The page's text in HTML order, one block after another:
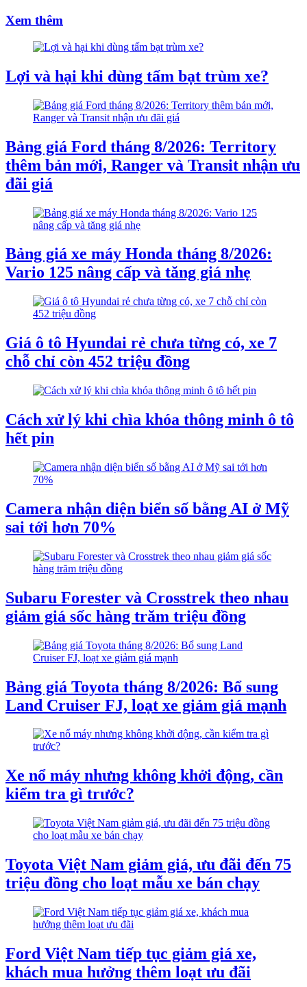
Xem thêm
Lợi và hại khi dùng tấm bạt trùm xe?
Bảng giá Ford tháng 8/2026: Territory
thêm bản mới, Ranger và Transit nhận ưu
đãi giá
Bảng giá xe máy Honda tháng 8/2026:
Vario 125 nâng cấp và tăng giá nhẹ
Giá ô tô Hyundai rẻ chưa từng có, xe 7
chỗ chỉ còn 452 triệu đồng
Cách xử lý khi chìa khóa thông minh ô tô
hết pin
Camera nhận diện biển số bằng AI ở Mỹ
sai tới hơn 70%
Subaru Forester và Crosstrek theo nhau
giảm giá sốc hàng trăm triệu đồng
Bảng giá Toyota tháng 8/2026: Bổ sung
Land Cruiser FJ, loạt xe giảm giá mạnh
Xe nổ máy nhưng không khởi động, cần
kiểm tra gì trước?
Toyota Việt Nam giảm giá, ưu đãi đến 75
triệu đồng cho loạt mẫu xe bán chạy
Ford Việt Nam tiếp tục giảm giá xe,
khách mua hưởng thêm loạt ưu đãi